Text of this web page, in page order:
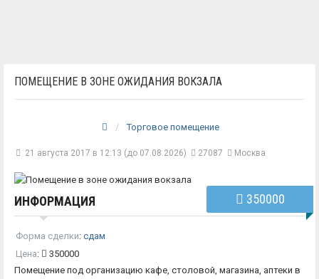
ПОМЕЩЕНИЕ В ЗОНЕ ОЖИДАНИЯ ВОКЗАЛА
Торговое помещение
21 августа 2017 в 12:13 (до 07.08.2026) 27087 Москва
350000
ИНФОРМАЦИЯ
Форма сделки: сдам
Цена:
350000
Помещение под организацию кафе, столовой, магазина, аптеки в